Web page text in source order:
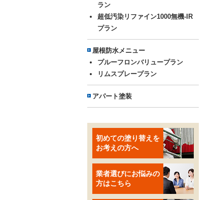
ラン
超低汚染リファイン1000無機-IR
プラン
屋根防水メニュー
プルーフロンバリュープラン
リムスプレープラン
アパート塗装
初めての塗り替えを
お考えの方へ
業者選びにお悩みの
方はこちら